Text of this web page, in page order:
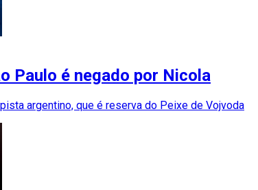
Paulo é negado por Nicola
argentino, que é reserva do Peixe de Vojvoda